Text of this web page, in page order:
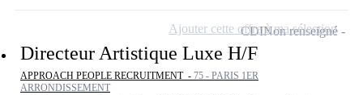
Directeur Artistique Luxe H/F
APPROACH PEOPLE RECRUITMENT - 75 - PARIS 1ER
ARRONDISSEMENT
CDINon renseigné
Ajouter cette offre à ma sélection